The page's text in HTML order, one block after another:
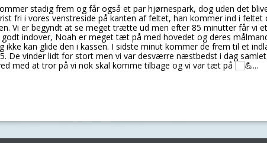
stadig frem og får også et par hjørnespark, dog uden det
fri i vores venstreside på kanten af feltet, han kommer ind i
Vi er begyndt at se meget trætte ud men efter 85 minutter får vi
indover, Noah er meget tæt på med hovedet og deres
ikke kan glide den i kassen. I sidste minut kommer de frem til et
De vinder lidt for stort men vi var desværre næstbedst i dag samlet
med at tror på vi nok skal komme tilbage og vi var tæt på
...